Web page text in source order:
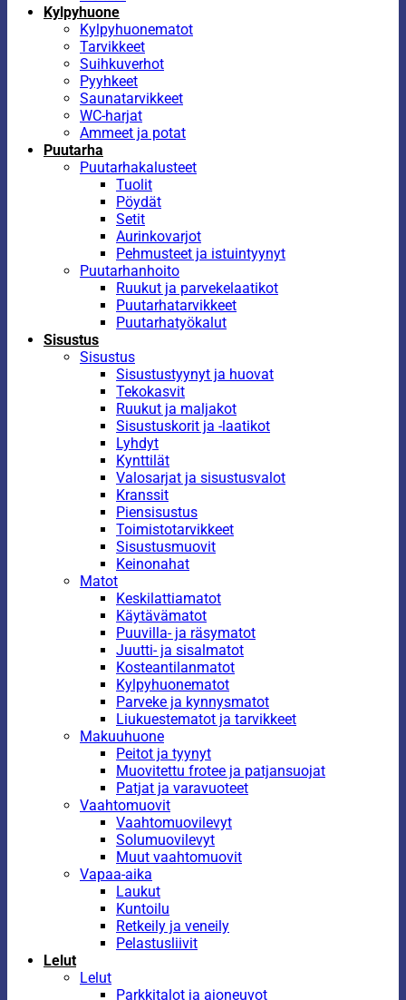
Kylpyhuone
Kylpyhuonematot
Tarvikkeet
Suihkuverhot
Pyyhkeet
Saunatarvikkeet
WC-harjat
Ammeet ja potat
Puutarha
Puutarhakalusteet
Tuolit
Pöydät
Setit
Aurinkovarjot
Pehmusteet ja istuintyynyt
Puutarhanhoito
Ruukut ja parvekelaatikot
Puutarhatarvikkeet
Puutarhatyökalut
Sisustus
Sisustus
Sisustustyynyt ja huovat
Tekokasvit
Ruukut ja maljakot
Sisustuskorit ja -laatikot
Lyhdyt
Kynttilät
Valosarjat ja sisustusvalot
Kranssit
Piensisustus
Toimistotarvikkeet
Sisustusmuovit
Keinonahat
Matot
Keskilattiamatot
Käytävämatot
Puuvilla- ja räsymatot
Juutti- ja sisalmatot
Kosteantilanmatot
Kylpyhuonematot
Parveke ja kynnysmatot
Liukuestematot ja tarvikkeet
Makuuhuone
Peitot ja tyynyt
Muovitettu frotee ja patjansuojat
Patjat ja varavuoteet
Vaahtomuovit
Vaahtomuovilevyt
Solumuovilevyt
Muut vaahtomuovit
Vapaa-aika
Laukut
Kuntoilu
Retkeily ja veneily
Pelastusliivit
Lelut
Lelut
Parkkitalot ja ajoneuvot